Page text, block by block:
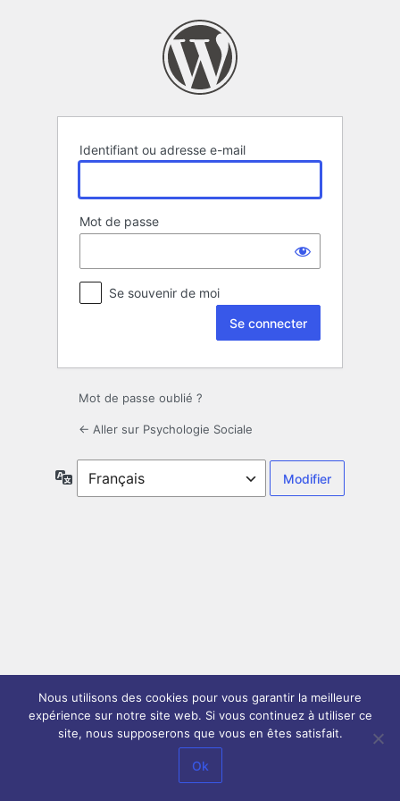
Identifiant ou adresse e-mail
Mot de passe
Se souvenir de moi
Mot de passe oublié ?
← Aller sur Psychologie Sociale
Langue
Nous utilisons des cookies pour vous garantir la meilleure
expérience sur notre site web. Si vous continuez à utiliser ce
site, nous supposerons que vous en êtes satisfait.
Ok